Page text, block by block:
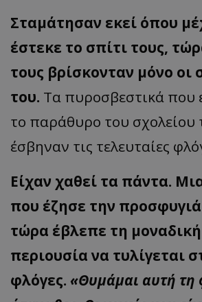
Σταμάτησαν εκεί όπου
έστεκε το σπίτι τους,
τους βρίσκονταν μόνο οι
του. Τα πυροσβεστικά που
το παράθυρο του σχολείου
έσβηναν τις τελευταίες
Είχαν χαθεί τα πάντα.
που έζησε την
τώρα έβλεπε τη
περιουσία να τυλίγεται
φλόγες. «Θυμάμαι αυτή τη